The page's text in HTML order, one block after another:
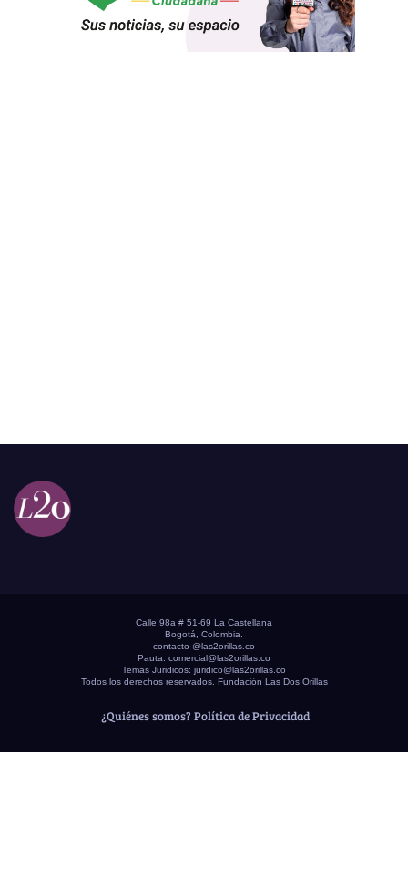
Calle 98a # 51-69 La Castellana
Bogotá, Colombia.
contacto @las2orillas.co
Pauta: comercial@las2orillas.co
Temas Juridicos: juridico@las2orillas.co
Todos los derechos reservados. Fundación Las Dos Orillas
¿Quiénes somos? Política de Privacidad